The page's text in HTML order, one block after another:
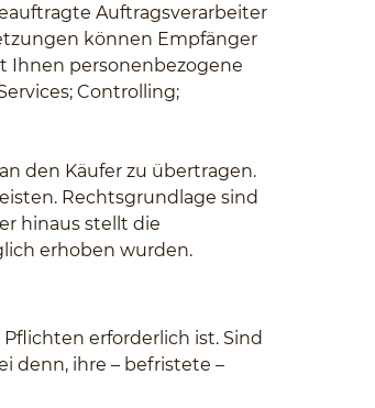
Auftragsverarbeiter
können Empfänger
Ihnen personenbezogene
Controlling;
den Käufer zu übertragen.
Rechtsgrundlage sind
hinaus stellt die
erhoben wurden.
erforderlich ist. Sind
denn, ihre – befristete –